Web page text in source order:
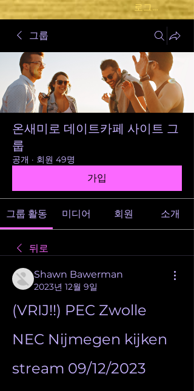
로그인
그룹
온새미로 데이트카페 사이트 그
룹
공개 · 회원 49명
가입
그룹 활동 미디어 회원 소개
뒤로
Shawn Bawerman
2023년 12월 9일
(VRIJ!!) PEC Zwolle
NEC Nijmegen kijken
stream 09/12/2023